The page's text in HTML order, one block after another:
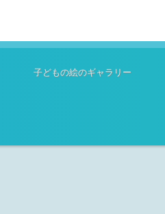
子どもの絵のギャラリー